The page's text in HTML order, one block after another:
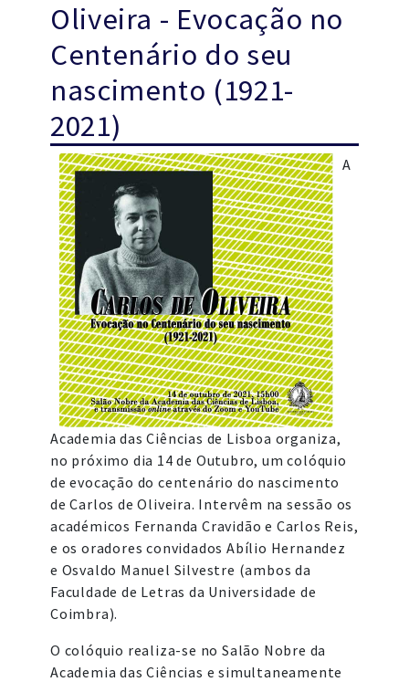
Oliveira - Evocação no
Centenário do seu
nascimento (1921-
2021)
A
Academia das Ciências de Lisboa organiza,
no próximo dia 14 de Outubro, um colóquio
de evocação do centenário do nascimento
de Carlos de Oliveira. Intervêm na sessão os
académicos Fernanda Cravidão e Carlos Reis,
e os oradores convidados Abílio Hernandez
e Osvaldo Manuel Silvestre (ambos da
Faculdade de Letras da Universidade de
Coimbra).
O colóquio realiza-se no Salão Nobre da
Academia das Ciências e simultaneamente